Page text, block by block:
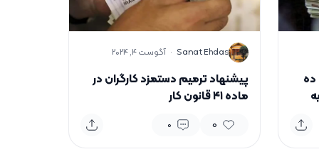
S
Sanat Ehdas
· آگوست 4, 2024
پیشنهاد ترمیم دستمزد کارگران در
ماده ۴۱ قانون کار
0
0